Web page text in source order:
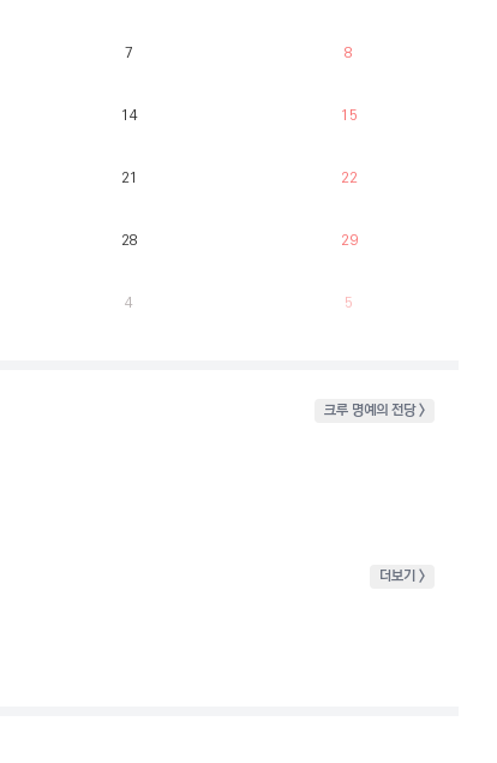
7 8
14 15
21 22
28 29
4 5
크루 명예의 전당 >
더보기 >